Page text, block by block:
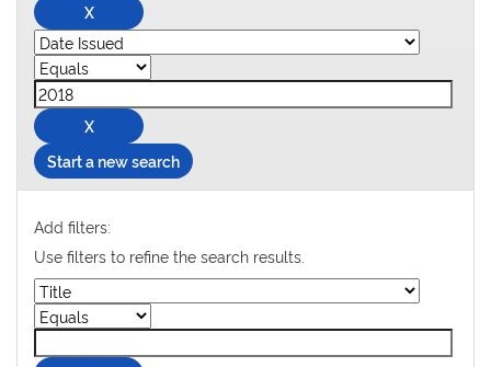
Start a new search
Add filters:
Use filters to refine the search results.